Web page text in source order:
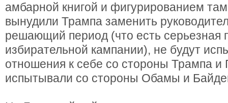
амбарной книгой и фигурированием
вынудили Трампа заменить
решающий период (что есть серьезная
избирательной кампании), не будут
отношения к себе со стороны Трампа и
испытывали со стороны Обамы и